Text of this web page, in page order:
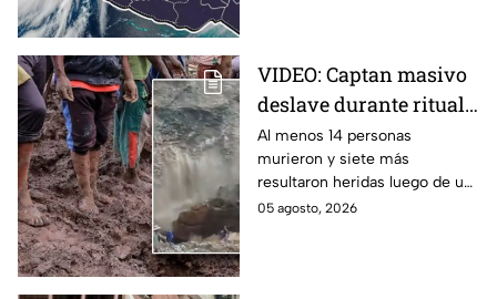
VIDEO: Captan masivo
deslave durante ritual
religioso; dejó 23
peregrinos sin vida en
monasterio de Etiopía
Al menos 14 personas
murieron y siete más
resultaron heridas luego de un
deslave durante un ritual
05 agosto, 2026